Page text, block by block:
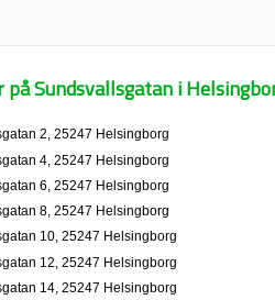
på Sundsvallsgatan i
2, 25247 Helsingborg
4, 25247 Helsingborg
6, 25247 Helsingborg
8, 25247 Helsingborg
10, 25247 Helsingborg
12, 25247 Helsingborg
14, 25247 Helsingborg